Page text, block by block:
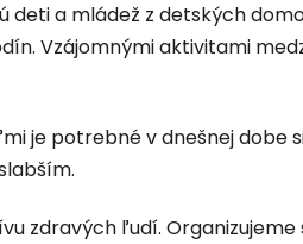
deti a mládež z detských
Vzájomnými aktivitami
je potrebné v dnešnej dobe
zdravých ľudí.